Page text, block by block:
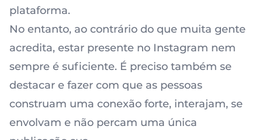
plataforma.
No entanto, ao contrário do que muita gente
acredita, estar presente no Instagram nem
sempre é suficiente. É preciso também se
destacar e fazer com que as pessoas
construam uma conexão forte, interajam, se
envolvam e não percam uma única